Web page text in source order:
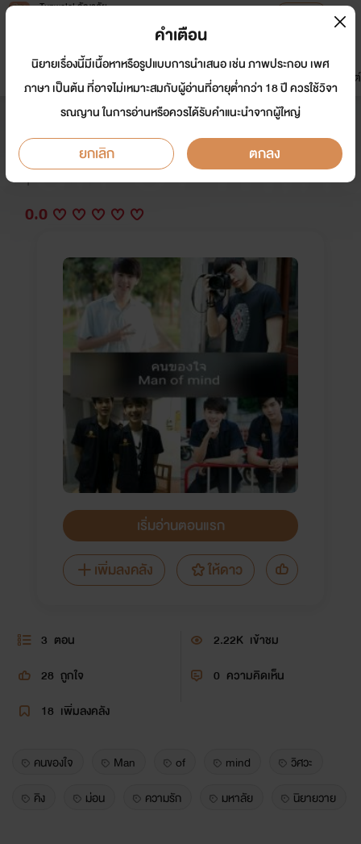
Tunwalai ธัญวลัย
หน้าแรก นิยาย อีบุ๊ก การ์ตูน
มาใหม่
ดรีมแชท ธัญลิสต์
คนของใจ Man of mind
นักเขียน: Kim RaeBin
Y
0.0
เริ่มอ่านตอนแรก
เพิ่มลงคลัง
ให้ดาว
3 ตอน 2.22K เข้าชม
28 ถูกใจ 0 ความคิดเห็น
18 เพิ่มลงคลัง
คนของใจ Man of mind
วิศวะ
คิง
ม่อน ความรัก มหาลัย นิยายวาย
คำเตือน
นิยายเรื่องนี้มีเนื้อหาหรือรูปแบบการนำเสนอ เช่น ภาพประกอบ เพศ
ภาษา เป็นต้น ที่อาจไม่เหมาะสมกับผู้อ่านที่อายุต่ำกว่า 18 ปี ควรใช้วิจา
รณญาน ในการอ่านหรือควรได้รับคำแนะนำจากผู้ใหญ่
ยกเลิก ตกลง